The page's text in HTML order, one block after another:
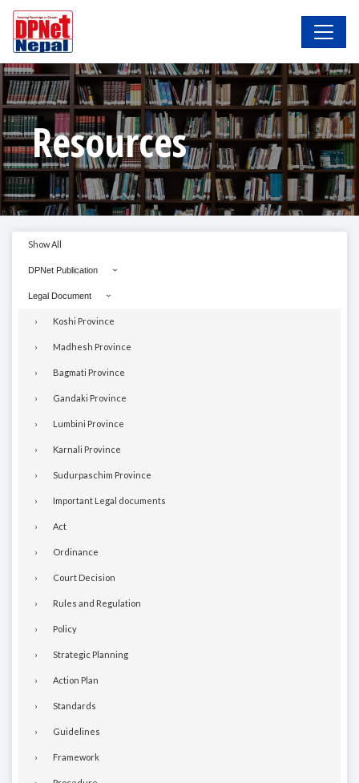
Resources
Show All
DPNet Publication
Legal Document
Koshi Province
Madhesh Province
Bagmati Province
Gandaki Province
Lumbini Province
Karnali Province
Sudurpaschim Province
Important Legal documents
Act
Ordinance
Court Decision
Rules and Regulation
Policy
Strategic Planning
Action Plan
Standards
Guidelines
Framework